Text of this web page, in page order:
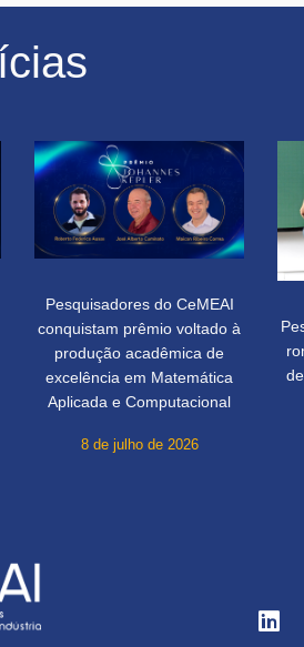
Pesquisadores do CeMEAI
conquistam prêmio voltado à
produção acadêmica de
excelência em Matemática
Aplicada e Computacional
8 de julho de 2026